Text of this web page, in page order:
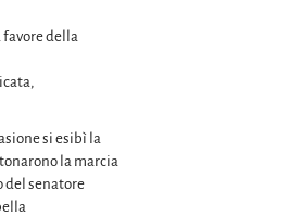
favore della
si esibì la
la marcia
del senatore